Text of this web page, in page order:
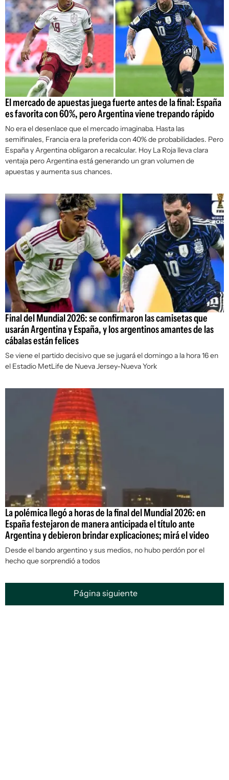
El mercado de apuestas juega fuerte antes de la final: España
es favorita con 60%, pero Argentina viene trepando rápido
No era el desenlace que el mercado imaginaba. Hasta las
semifinales, Francia era la preferida con 40% de probabilidades. Pero
España y Argentina obligaron a recalcular. Hoy La Roja lleva clara
ventaja pero Argentina está generando un gran volumen de
apuestas y aumenta sus chances.
Final del Mundial 2026: se confirmaron las camisetas que
usarán Argentina y España, y los argentinos amantes de las
cábalas están felices
Se viene el partido decisivo que se jugará el domingo a la hora 16 en
el Estadio MetLife de Nueva Jersey-Nueva York
La polémica llegó a horas de la final del Mundial 2026: en
España festejaron de manera anticipada el título ante
Argentina y debieron brindar explicaciones; mirá el video
Desde el bando argentino y sus medios, no hubo perdón por el
hecho que sorprendió a todos
Página siguiente